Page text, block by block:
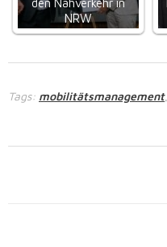
den Nahverkehr in
NRW
Tags: mobilitätsmanagement,